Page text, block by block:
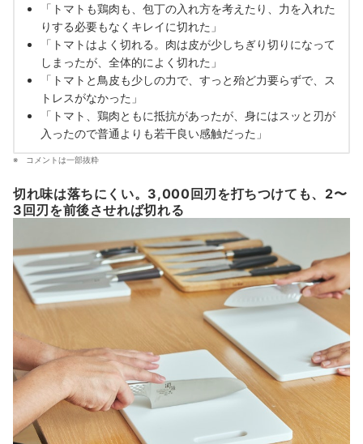
「トマトも鶏肉も、包丁の入れ方を考えたり、力を入れた
りする必要もなくキレイに切れた」
「トマトはよく切れる。肉は皮が少しちぎり切りになって
しまったが、全体的によく切れた」
「トマトと鳥皮も少しの力で、すっと殆ど力要らずで、ス
トレスがなかった」
「トマト、鶏肉ともに抵抗があったが、身にはスッと刃が
入ったので普通よりも若干良い感触だった」
コメントは一部抜粋
切れ味は落ちにくい。3,000回刃を打ちつけても、2〜
3回刃を前後させれば切れる